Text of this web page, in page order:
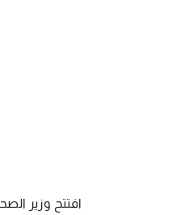
افتتح وزير